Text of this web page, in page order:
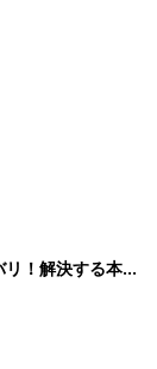
リ！解決する本
』 4カ月～2才